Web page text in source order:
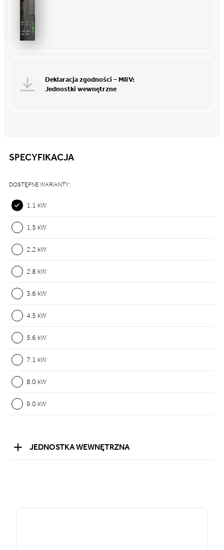
Deklaracja zgodności – MRV:
Jednostki wewnętrzne
SPECYFIKACJA
DOSTĘPNE WARIANTY:
1.1 kW
1.5 kW
2.2 kW
2.8 kW
3.6 kW
4.5 kW
5.6 kW
7.1 kW
8.0 kW
9.0 kW
JEDNOSTKA WEWNĘTRZNA